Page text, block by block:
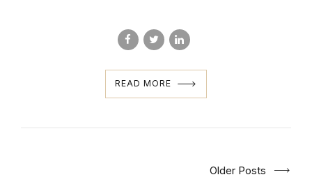
READ MORE
Older Posts